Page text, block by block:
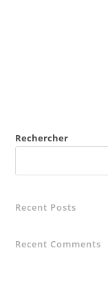
Rechercher
Recent Posts
Recent Comments